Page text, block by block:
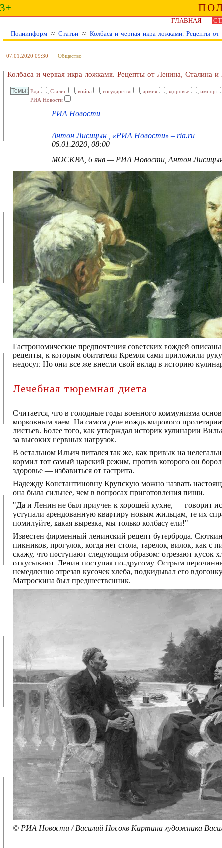
3+
ГЛАВНАЯ
Полиинформ ≈ Статьи ≈ Колбаса и чeрная икра ложками. Рецепты
07.01.2020 09:30 Общество
Колбаса и чeрная икра ложками. Рецепты от Ленина, Сталина
Еда , Сталин , война , государство , армия , здоровье , импорт
РИА Новости
РИА Новости
Антон Лисицын , «РИА Новости» – ria.ru
06.01.2020, 08:00
МОСКВА, 6 янв — РИА Новости, Антон
Гастрономические предпочтения советских вождей
рецепты, к которым обитатели Кремля сами приложили
недосуг. Но они все же внесли свой вклад в историю
Лечебная тюремная диета
Считается, что в голодные годы военного коммунизма
морковным чаем. На самом деле вождь мирового
листьев. Более того, как утверждал историк кулинарии
за высоких нервных нагрузок.
В остальном Ильич питался так же, как привык на
кормил тот самый царский режим, против которого он
здоровье — избавиться от гастрита.
Надежду Константиновну Крупскую можно назвать
она была сильнее, чем в вопросах приготовления пищи.
"Да и Ленин не был приучен к хорошей кухне, — говорит
уступали арендованную квартиру новым жильцам, те их
помилуйте, какая вырезка, мы только колбасу ели!"
Известен фирменный ленинский рецепт бутерброда.
пикников, прогулок, когда нет стола, тарелок, вилок, как
скажу, что поступают следующим образом: отрезают кусок
откусывают. Ленин поступал по-другому. Острым
немедленно отрезав кусочек хлеба, подкидывал его
Матроскина был предшественник.
© РИА Новости / Василий Носокв Картина художника